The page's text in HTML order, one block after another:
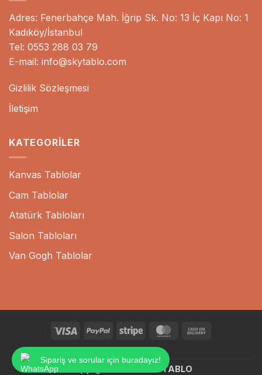
Adres: Fenerbahçe Mah. İğrip Sk. No: 13 İç Kapı No: 1
Kadıköy/İstanbul
Tel: 0553 288 03 79
E-mail: info@skytablo.com
Gizlilik Sözleşmesi
İletişim
KATEGORILER
Kanvas Tablolar
Cam Tablolar
Atatürk Tabloları
Salon Tabloları
Van Gogh Tablolar
Visa PayPal Stripe MasterCard
SKY TABLO
Sipariş ve sorular için buradayız!